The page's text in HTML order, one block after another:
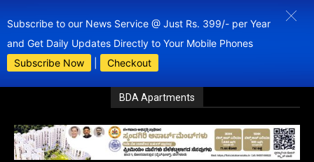
Subscribe to our News Service @ Just Rs. 399/- per Year
and Get Daily Updates Directly to Your Mobile Phones
Subscribe Now
Checkout
BDA Apartments